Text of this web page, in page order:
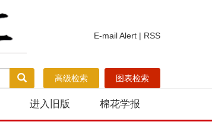
E-mail Alert | RSS
图表检索
高级检索
进入旧版 棉花学报